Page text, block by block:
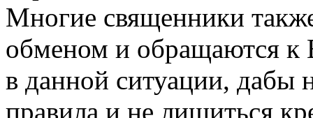
Многие священники
обменом и обращаются к
в данной ситуации, дабы
правила и не лишиться